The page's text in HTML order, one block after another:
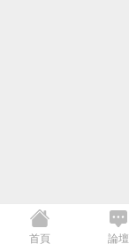
首頁 論壇